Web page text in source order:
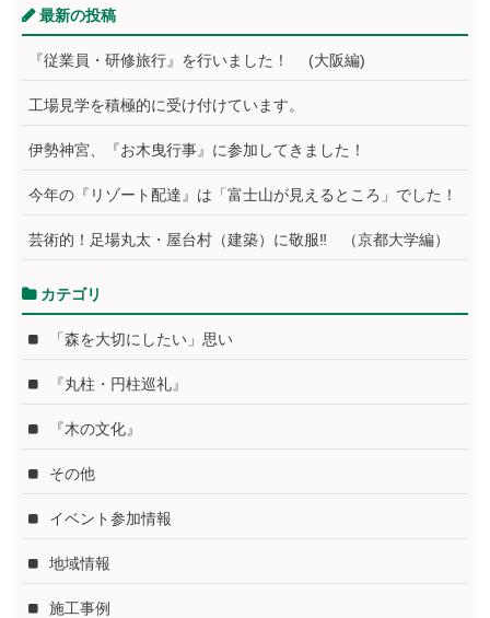
最新の投稿
『従業員・研修旅行』を行いました！ (大阪編)
工場見学を積極的に受け付けています。
伊勢神宮、『お木曳行事』に参加してきました！
今年の『リゾート配達』は「富士山が見えるところ」でした！
芸術的！足場丸太・屋台村（建築）に敬服‼ （京都大学編）
カテゴリ
「森を大切にしたい」思い
『丸柱・円柱巡礼』
『木の文化』
その他
イベント参加情報
地域情報
施工事例